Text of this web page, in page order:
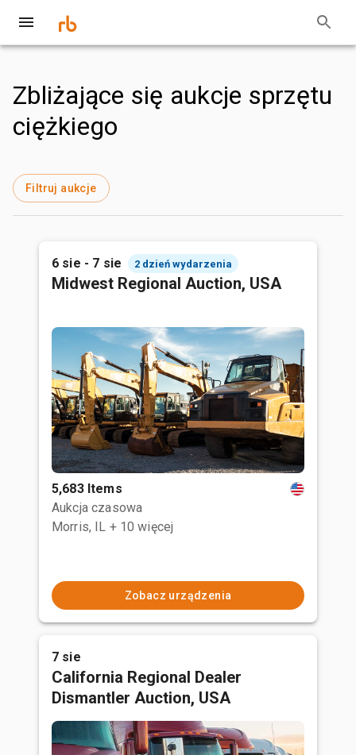
Zbliżające się aukcje sprzętu
ciężkiego
Filtruj aukcje
6 sie - 7 sie 2 dzień wydarzenia
Midwest Regional Auction, USA
5,683 Items
Aukcja czasowa
Morris, IL + 10 więcej
Zobacz urządzenia
7 sie
California Regional Dealer
Dismantler Auction, USA